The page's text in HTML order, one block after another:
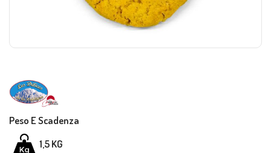
Peso E Scadenza
1,5 KG